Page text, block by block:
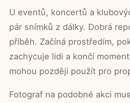
U eventů, koncertů a
pár snímků z dálky. Dobrá
příběh. Začíná prostředím,
zachycuje lidi a končí
mohou později použít pro
Fotograf na podobné akci